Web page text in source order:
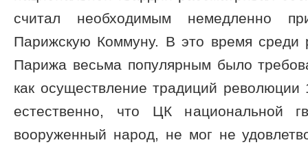
считал необходимым немедленно
Парижскую Коммуну. В это время среди
Парижа весьма популярным было
как осуществление традиций революции
естественно, что ЦК национальной
вооруженный народ, не мог не